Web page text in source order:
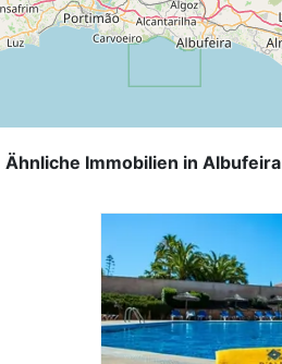
Ähnliche Immobilien in Albufeira